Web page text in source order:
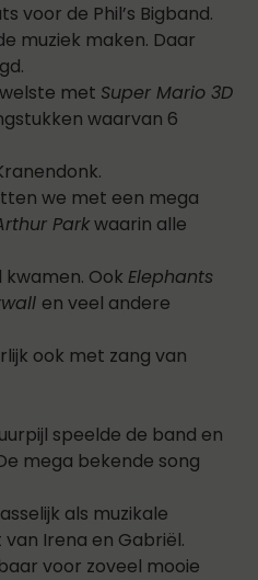
voor de Phil’s Bigband.
muziek maken. Daar
met Super Mario 3D
waarvan 6
we met een mega
Parkwaarin alle
kwamen. OokElephants
en veel andere
ook met zang van
speelde de band en
mega bekende song
als muzikale
Irena en Gabriël.
voor zoveel mooie